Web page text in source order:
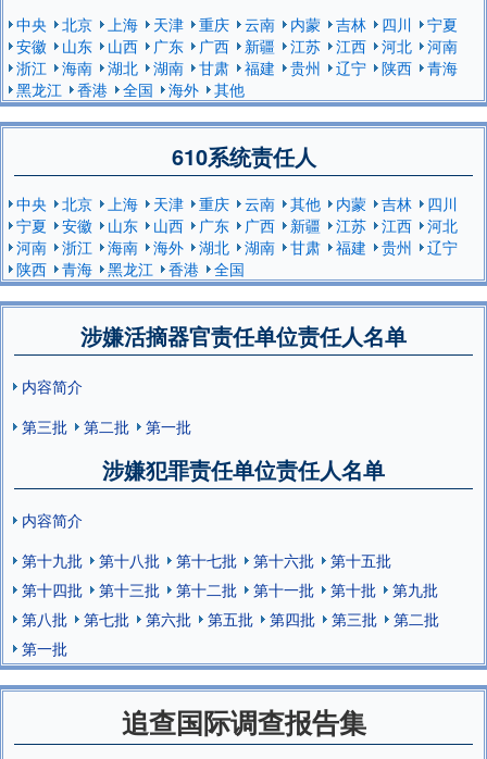
中央 北京 上海 天津 重庆 云南 内蒙 吉林 四川
宁夏
安徽
山东 山西 广东 广西 新疆 江苏 江西 河北
河南
浙江
海南 湖北 湖南 甘肃 福建 贵州 辽宁 陕西
青海
黑龙江
香港 全国 海外 其他
610系统责任人
中央 北京 上海 天津 重庆 云南 其他 内蒙 吉林
四川
宁夏
安徽 山东 山西 广东 广西 新疆 江苏 江西
河北
河南
浙江 海南 海外 湖北 湖南 甘肃 福建 贵州
辽宁
陕西
青海 黑龙江 香港 全国
涉嫌活摘器官责任单位责任人名单
内容简介
第三批
第二批 第一批
涉嫌犯罪责任单位责任人名单
内容简介
第十九批
第十八批 第十七批 第十六批
第十五批
第十四批
第十三批 第十二批 第十一批 第十批
第九批
第八批
第七批 第六批 第五批 第四批 第三批
第二批
第一批
追查国际调查报告集